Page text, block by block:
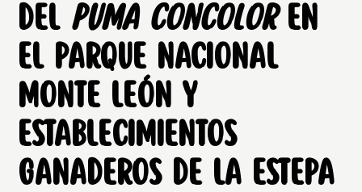
DEL PUMA CONCOLOREN
EL PARQUE NACIONAL
MONTE LEÓN Y
ESTABLECIMIENTOS
GANADEROS DE LA ESTEPA